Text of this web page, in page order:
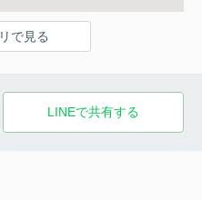
で見る
LINEで共有する